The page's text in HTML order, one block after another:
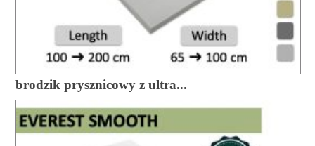
brodzik prysznicowy z ultra...